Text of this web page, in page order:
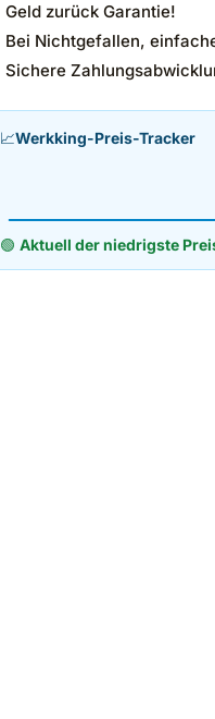
Geld zurück Garantie!
Bei Nichtgefallen,
Sichere
📈Werkking-Preis-Tracker
🟢 Aktuell der niedrigste